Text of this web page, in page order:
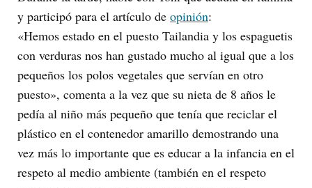
y participó para el artículo de opinión:
«Hemos estado en el puesto Tailandia y los espaguetis
con verduras nos han gustado mucho al igual que a los
pequeños los polos vegetales que servían en otro
puesto», comenta a la vez que su nieta de 8 años le
pedía al niño más pequeño que tenía que reciclar el
plástico en el contenedor amarillo demostrando una
vez más lo importante que es educar a la infancia en el
respeto al medio ambiente (también en el respeto